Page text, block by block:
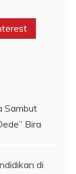
Sambut
Bira
di